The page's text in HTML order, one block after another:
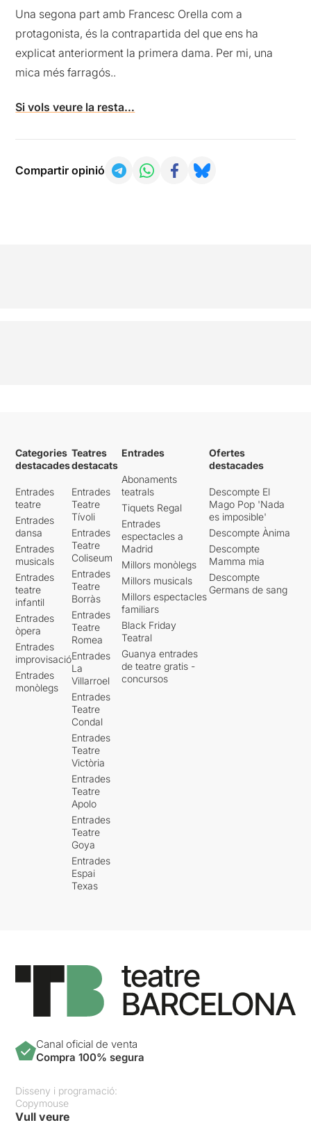
Una segona part amb Francesc Orella com a
protagonista, és la contrapartida del que ens ha
explicat anteriorment la primera dama. Per mi, una
mica més farragós..
Si vols veure la resta…
Compartir opinió
Categories
destacades
Entrades
teatre
Entrades
dansa
Entrades
musicals
Entrades
teatre
infantil
Entrades
òpera
Entrades
improvisació
Entrades
monòlegs
Teatres
destacats
Entrades
Teatre
Tívoli
Entrades
Teatre
Coliseum
Entrades
Teatre
Borràs
Entrades
Teatre
Romea
Entrades
La
Villarroel
Entrades
Teatre
Condal
Entrades
Teatre
Victòria
Entrades
Teatre
Apolo
Entrades
Teatre
Goya
Entrades
Espai
Texas
Entrades
Abonaments
teatrals
Tiquets Regal
Entrades
espectacles a
Madrid
Millors monòlegs
Millors musicals
Millors espectacles
familiars
Black Friday
Teatral
Guanya entrades
de teatre gratis -
concursos
Ofertes
destacades
Descompte El
Mago Pop 'Nada
es imposible'
Descompte Ànima
Descompte
Mamma mia
Descompte
Germans de sang
Canal oficial de venta
Compra 100% segura
Disseny i programació:
Copymouse
Vull veure